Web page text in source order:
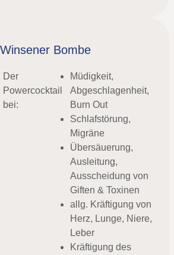
Winsener Bombe
Der
Powercocktail
bei:
Müdigkeit,
Abgeschlagenheit,
Burn Out
Schlafstörung,
Migräne
Übersäuerung,
Ausleitung,
Ausscheidung von
Giften & Toxinen
allg. Kräftigung von
Herz, Lunge, Niere,
Leber
Kräftigung des